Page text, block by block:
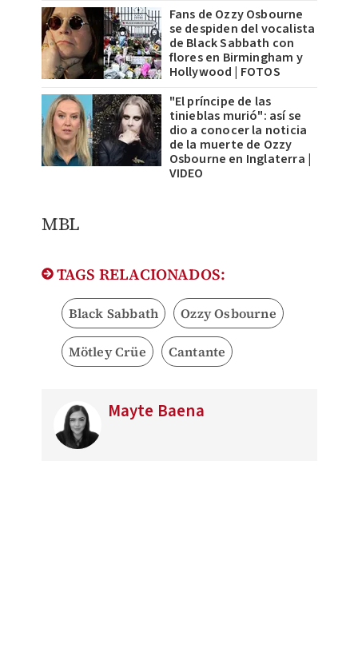
Fans de Ozzy Osbourne
se despiden del vocalista
de Black Sabbath con
flores en Birmingham y
Hollywood | FOTOS
"El príncipe de las
tinieblas murió": así se
dio a conocer la noticia
de la muerte de Ozzy
Osbourne en Inglaterra |
VIDEO
MBL
TAGS RELACIONADOS:
Black Sabbath Ozzy Osbourne
Mötley Crüe Cantante
Mayte Baena